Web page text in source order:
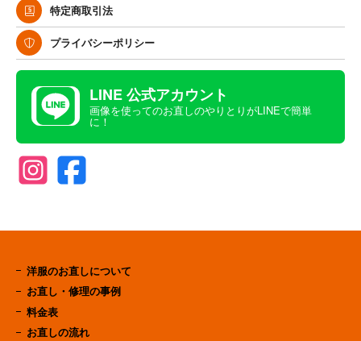
特定商取引法
プライバシーポリシー
LINE 公式アカウント
画像を使ってのお直しのやりとりがLINEで簡単
に！
洋服のお直しについて
お直し・修理の事例
料金表
お直しの流れ